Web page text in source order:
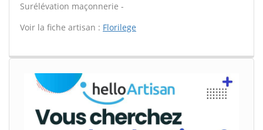
Surélévation maçonnerie -
Voir la fiche artisan : Florilege